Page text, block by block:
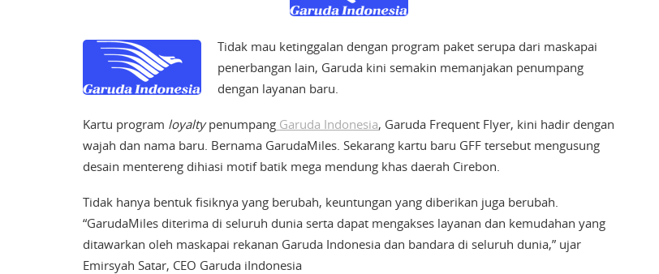
Tidak mau ketinggalan dengan program paket serupa dari maskapai
penerbangan lain, Garuda kini semakin memanjakan penumpang
dengan layanan baru.
Kartu program loyaltypenumpang Garuda Indonesia, Garuda Frequent Flyer, kini hadir dengan
wajah dan nama baru. Bernama GarudaMiles. Sekarang kartu baru GFF tersebut mengusung
desain mentereng dihiasi motif batik mega mendung khas daerah Cirebon.
Tidak hanya bentuk fisiknya yang berubah, keuntungan yang diberikan juga berubah.
“GarudaMiles diterima di seluruh dunia serta dapat mengakses layanan dan kemudahan yang
ditawarkan oleh maskapai rekanan Garuda Indonesia dan bandara di seluruh dunia,” ujar
Emirsyah Satar, CEO Garuda iIndonesia